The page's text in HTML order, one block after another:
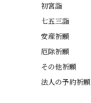
初宮詣
七五三詣
安産祈願
厄除祈願
その他祈願
法人の予約祈願